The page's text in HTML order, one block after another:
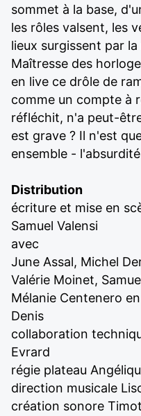
sommet à la base,
les rôles valsent, les
lieux surgissent par
Maîtresse des
en live ce drôle de
comme un compte à
réfléchit, n'a peut-
est grave ? Il n'est
ensemble -
Distribution
écriture et mise en
Samuel Valensi
avec
June Assal, Michel
Valérie Moinet,
Mélanie Centenero
Denis
collaboration
Evrard
régie plateau
direction musicale
création sonore